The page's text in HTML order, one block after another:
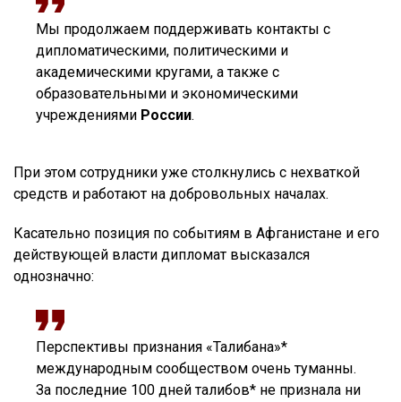
Мы продолжаем поддерживать контакты с
дипломатическими, политическими и
академическими кругами, а также с
образовательными и экономическими
учреждениями России.
При этом сотрудники уже столкнулись с нехваткой
средств и работают на добровольных началах.
Касательно позиция по событиям в Афганистане и его
действующей власти дипломат высказался
однозначно:
Перспективы признания «Талибана»*
международным сообществом очень туманны.
За последние 100 дней талибов* не признала ни